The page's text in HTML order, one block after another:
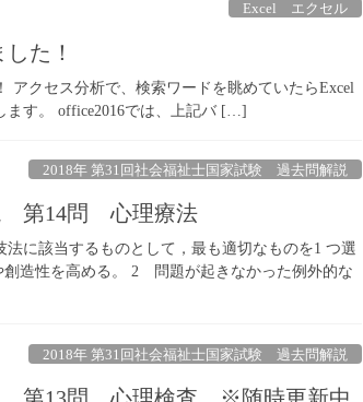
Excel エクセル
た！
クセス分析で、検索ワードを眺めていたらExcel
ます。 office2016では、上記バ […]
2018年 第31回社会福祉士国家試験 過去問解説
第14問 心理療法
に該当するものとして，最も適切なものを1 つ選
造性を高める。 2 問題が起きなかった例外的な
2018年 第31回社会福祉士国家試験 過去問解説